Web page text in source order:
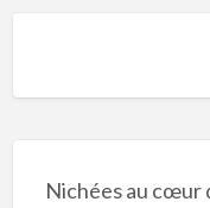
Nichées au cœur